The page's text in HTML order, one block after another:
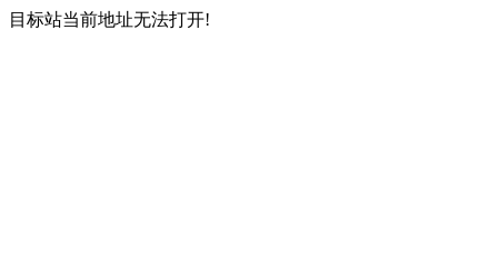
目标站当前地址无法打开!